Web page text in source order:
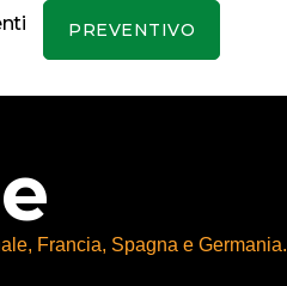
PREVENTIVO
Francia, Spagna e Germania.